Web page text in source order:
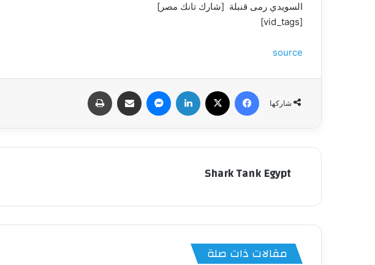
السويدي رمى قنبلة [شارك تانك مصر]
[vid_tags]
source
شاركها
فيسبوك لينكدإن ماسنجر مشاركة عبر البريد
Shark Tank Egypt
مقالات ذات صلة